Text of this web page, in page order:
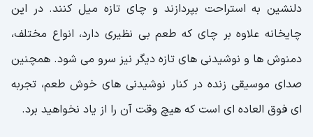
دلنشین به استراحت بپردازند و چای تازه میل کنند. در این
چایخانه علاوه بر چای که طعم بی نظیری دارد، انواع مختلف،
دمنوش‌ ها و نوشیدنی‌ های تازه دیگر نیز سرو می ‌شود. همچنین
صدای موسیقی زنده در کنار نوشیدنی های خوش طعم، تجربه
ای فوق العاده ای است که هیچ وقت آن را از یاد نخواهید برد.